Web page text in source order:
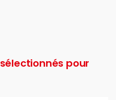
sélectionnés pour